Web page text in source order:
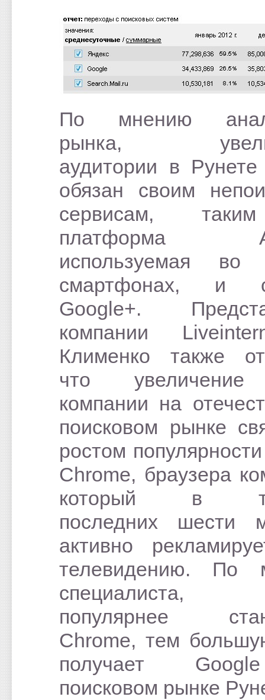
По мнению
рынка,
аудитории в
обязан своим
сервисам,
платформа
используемая во
смартфонах, и
Google+.
компании
Клименко также
что
компании на
поисковом рынке
ростом
Chrome, браузера
который в
последних шести
активно
телевидению. По
популярнее
Chrome, тем
получает
поисковом рынке